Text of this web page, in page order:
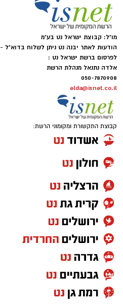
מו"ל: קבוצת ישראל נט בע"מ
הודעות לאתר יבנה נט ניתן לשלוח בדוא"ל -
לפרסום ברשת ישראל נט :
אלדה נתנאל מנהלת הרשת
050-7870908
elda@isnet.co.il
קבוצת התקשורת ומקומוני הרשת: